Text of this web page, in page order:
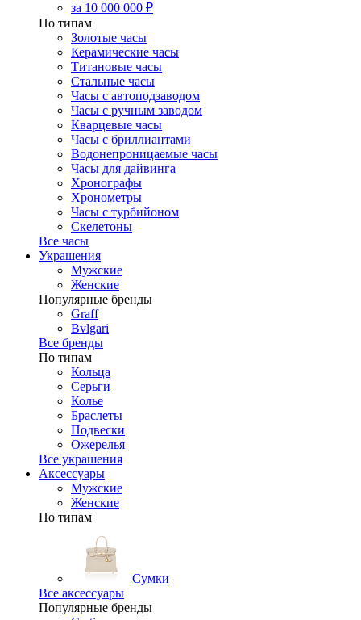
за 10 000 000 ₽
По типам
Золотые часы
Керамические часы
Титановые часы
Стальные часы
Часы с автоподзаводом
Часы с ручным заводом
Кварцевые часы
Часы с бриллиантами
Водонепроницаемые часы
Часы для дайвинга
Хронографы
Хронометры
Часы с турбийоном
Скелетоны
Все часы
Украшения
Мужские
Женские
Популярные бренды
Graff
Bvlgari
Все бренды
По типам
Кольца
Серьги
Колье
Браслеты
Подвески
Ожерелья
Все украшения
Аксессуары
Мужские
Женские
По типам
Сумки
Все аксессуары
Популярные бренды